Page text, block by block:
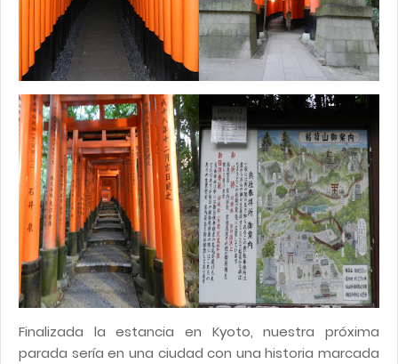
Finalizada la estancia en Kyoto, nuestra próxima
parada sería en una ciudad con una historia marcada